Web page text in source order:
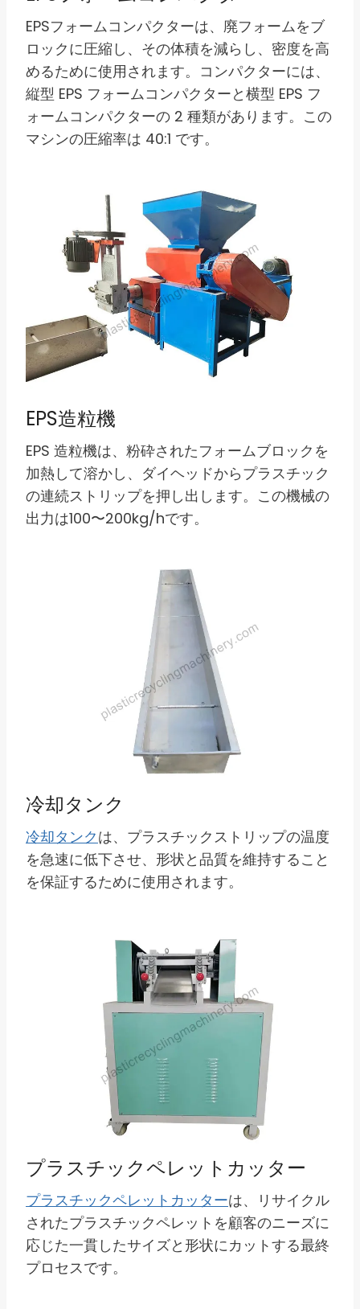
EPSフォームコンパクターは、廃フォームをブ
ロックに圧縮し、その体積を減らし、密度を高
めるために使用されます。コンパクターには、
縦型 EPS フォームコンパクターと横型 EPS フ
ォームコンパクターの 2 種類があります。この
マシンの圧縮率は 40:1 です。
EPS造粒機
EPS 造粒機は、粉砕されたフォームブロックを
加熱して溶かし、ダイヘッドからプラスチック
の連続ストリップを押し出します。この機械の
出力は100〜200kg/hです。
冷却タンク
冷却タンクは、プラスチックストリップの温度
を急速に低下させ、形状と品質を維持すること
を保証するために使用されます。
プラスチックペレットカッター
プラスチックペレットカッターは、リサイクル
されたプラスチックペレットを顧客のニーズに
応じた一貫したサイズと形状にカットする最終
プロセスです。